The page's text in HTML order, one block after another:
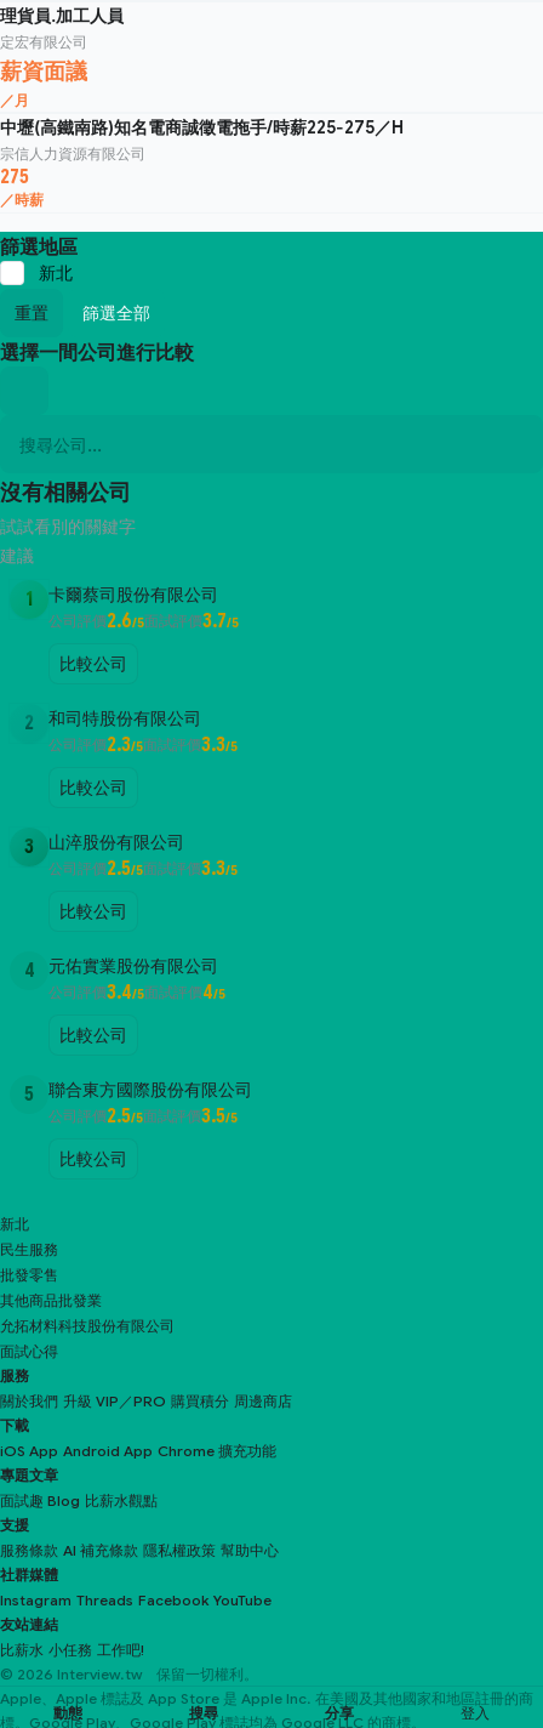
動態 搜尋 分享 登入
理貨員.加工人員
定宏有限公司
薪資面議
／月
中壢(高鐵南路)知名電商誠徵電拖手/時薪225-275／H
宗信人力資源有限公司
275
／時薪
篩選地區
新北
重置
篩選全部
選擇一間公司進行比較
沒有相關公司
試試看別的關鍵字
建議
1 卡爾蔡司股份有限公司
公司評價2.6/5面試評價3.7/5
比較公司
2 和司特股份有限公司
公司評價2.3/5面試評價3.3/5
比較公司
3 山淬股份有限公司
公司評價2.5/5面試評價3.3/5
比較公司
4 元佑實業股份有限公司
公司評價3.4/5面試評價4/5
比較公司
5 聯合東方國際股份有限公司
公司評價2.5/5面試評價3.5/5
比較公司
新北
民生服務
批發零售
其他商品批發業
允拓材料科技股份有限公司
面試心得
服務
關於我們 升級 VIP／PRO 購買積分 周邊商店
下載
iOS App Android App Chrome 擴充功能
專題文章
面試趣 Blog 比薪水觀點
支援
服務條款 AI 補充條款 隱私權政策 幫助中心
社群媒體
Instagram Threads Facebook YouTube
友站連結
比薪水 小任務 工作吧!
© 2026 Interview.tw 保留一切權利。
Apple、Apple 標誌及 App Store 是 Apple Inc. 在美國及其他國家和地區註冊的商
標。Google Play、Google Play 標誌均為 Google LLC 的商標。